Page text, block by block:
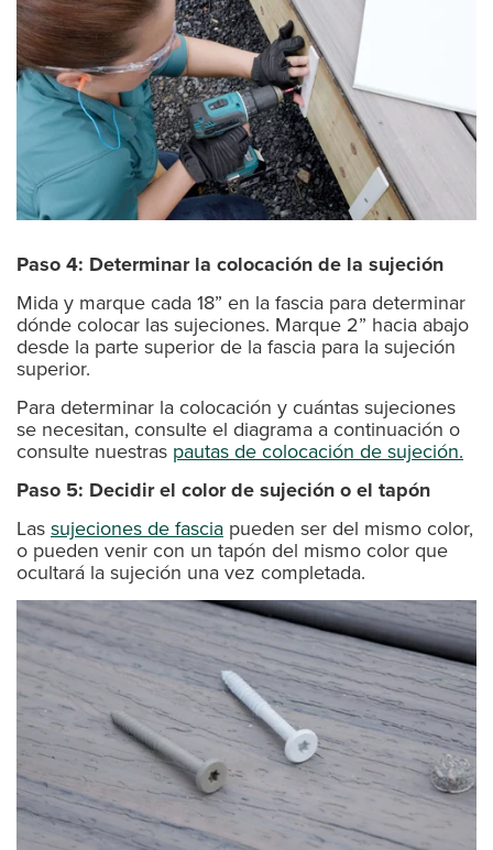
Paso 4: Determinar la colocación de la sujeción
Mida y marque cada 18” en la fascia para determinar
dónde colocar las sujeciones. Marque 2” hacia abajo
desde la parte superior de la fascia para la sujeción
superior.
Para determinar la colocación y cuántas sujeciones
se necesitan, consulte el diagrama a continuación o
consulte nuestras pautas de colocación de sujeción.
Paso 5: Decidir el color de sujeción o el tapón
Lassujeciones de fascia pueden ser del mismo color,
o pueden venir con un tapón del mismo color que
ocultará la sujeción una vez completada.